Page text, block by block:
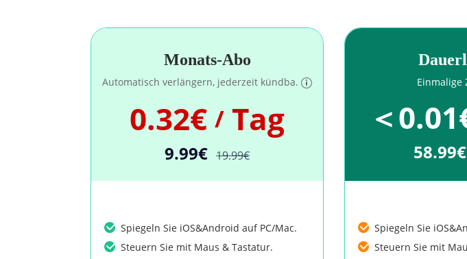
Monats-Abo
Automatisch verlängern, jederzeit kündba.
0.32€ / Tag
9.99€ 19.99€
Spiegeln Sie iOS&Android auf PC/Mac.
Steuern Sie mit Maus & Tastatur.
Einmalige
＜
58.99€
Spiegeln Sie
Steuern Sie mit